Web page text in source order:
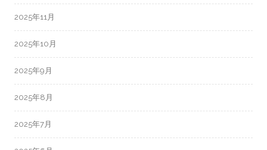
2025年11月
2025年10月
2025年9月
2025年8月
2025年7月